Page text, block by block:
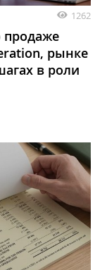
1262
продаже
рынке
в роли